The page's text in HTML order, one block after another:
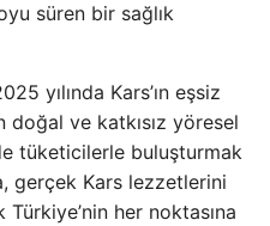
süren bir sağlık
yılında Kars’ın eşsiz
doğal ve katkısız yöresel
tüketicilerle buluşturmak
gerçek Kars lezzetlerini
her noktasına